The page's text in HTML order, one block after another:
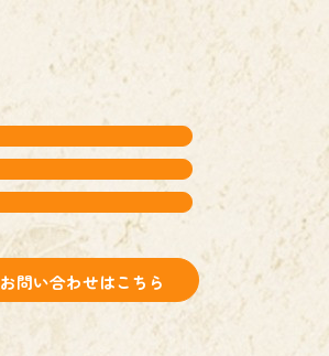
お問い合わせはこちら